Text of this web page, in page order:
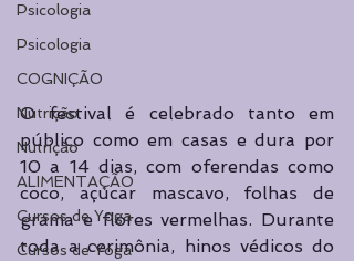
Psicologia
Psicologia
COGNIÇÃO
Nutrição
Nutrição
ALIMENTAÇÃO
Cursos de Yoga
Cursos de Yoga
O festival é celebrado tanto em
público como em casas e dura por
10 a 14 dias, com oferendas como
coco, açúcar mascavo, folhas de
grama e flores vermelhas. Durante
toda a cerimônia, hinos védicos do